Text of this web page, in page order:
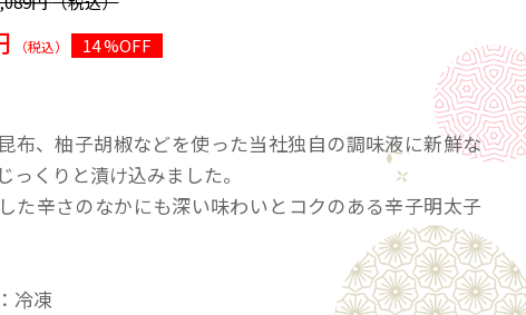
（税込） 14 %OFF
布、柚子胡椒などを使った当社独自の調味液に新鮮な
っくりと漬け込みました。
た辛さのなかにも深い味わいとコクのある辛子明太子
冷凍